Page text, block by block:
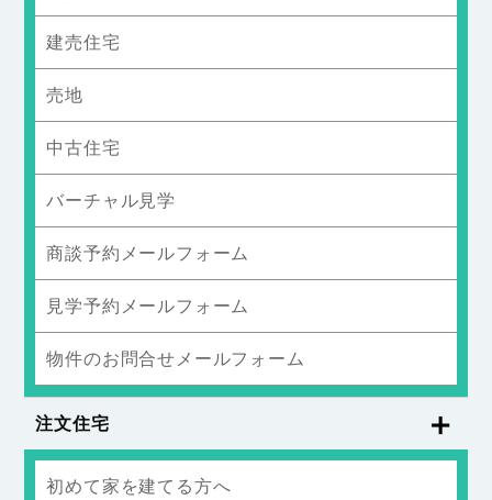
建売住宅
売地
中古住宅
バーチャル見学
商談予約メールフォーム
見学予約メールフォーム
物件のお問合せメールフォーム
注文住宅
初めて家を建てる方へ